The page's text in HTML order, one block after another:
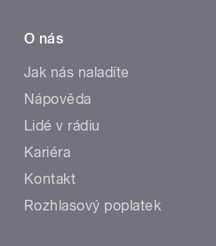
O nás
Jak nás naladíte
Nápověda
Lidé v rádiu
Kariéra
Kontakt
Rozhlasový poplatek